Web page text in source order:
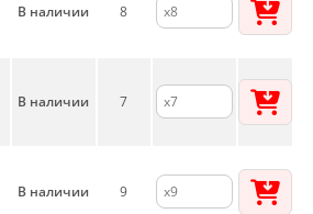
В наличии 8
В наличии 7
В наличии 9